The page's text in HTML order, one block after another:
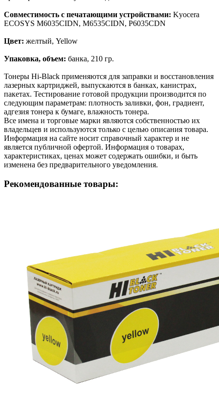
Совместимость с печатающими устройствами: Kyocera
ECOSYS M6035CIDN, M6535CIDN, P6035CDN
Цвет: желтый, Yellow
Упаковка, объем: банка, 210 гр.
Тонеры Hi-Black применяются для заправки и восстановления
лазерных картриджей, выпускаются в банках, канистрах,
пакетах. Тестирование готовой продукции производится по
следующим параметрам: плотность заливки, фон, градиент,
адгезия тонера к бумаге, влажность тонера.
Все имена и торговые марки являются собственностью их
владельцев и используются только с целью описания товара.
Информация на сайте носит справочный характер и не
является публичной офертой. Информация о товарах,
характеристиках, ценах может содержать ошибки, и быть
изменена без предварительного уведомления.
Рекомендованные товары: